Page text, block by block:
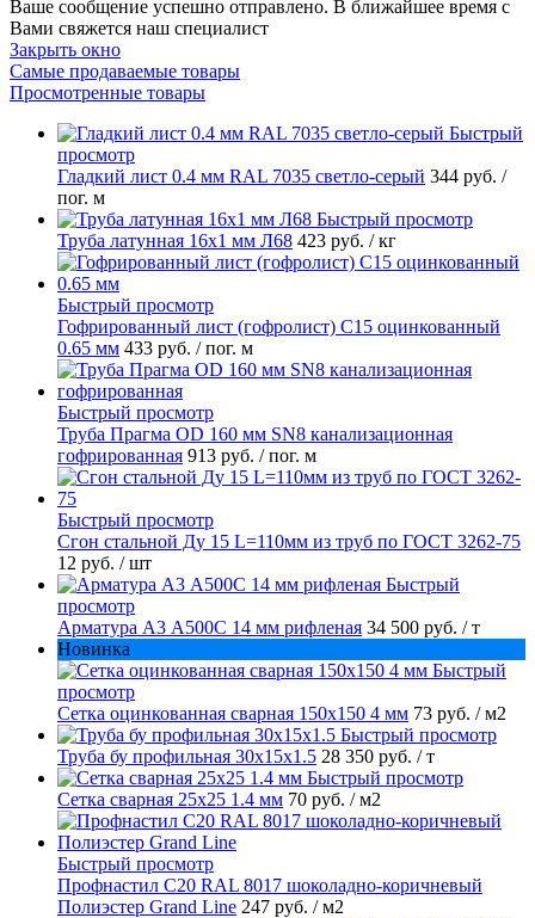
Ваше сообщение успешно отправлено. В ближайшее время с
Вами свяжется наш специалист
Закрыть окно
Самые продаваемые товары
Просмотренные товары
Быстрый
просмотр
Гладкий лист 0.4 мм RAL 7035 светло-серый 344 руб. /
пог. м
Быстрый просмотр
Труба латунная 16х1 мм Л68 423 руб. / кг
Быстрый просмотр
Гофрированный лист (гофролист) С15 оцинкованный
0.65 мм 433 руб. / пог. м
Быстрый просмотр
Труба Прагма OD 160 мм SN8 канализационная
гофрированная 913 руб. / пог. м
Быстрый просмотр
Сгон стальной Ду 15 L=110мм из труб по ГОСТ 3262-75
12 руб. / шт
Быстрый
просмотр
Арматура А3 А500С 14 мм рифленая 34 500 руб. / т
Новинка
Быстрый
просмотр
Сетка оцинкованная сварная 150х150 4 мм 73 руб. / м2
Быстрый просмотр
Труба бу профильная 30х15х1.5 28 350 руб. / т
Быстрый просмотр
Сетка сварная 25х25 1.4 мм 70 руб. / м2
Быстрый просмотр
Профнастил С20 RAL 8017 шоколадно-коричневый
Полиэстер Grand Line 247 руб. / м2